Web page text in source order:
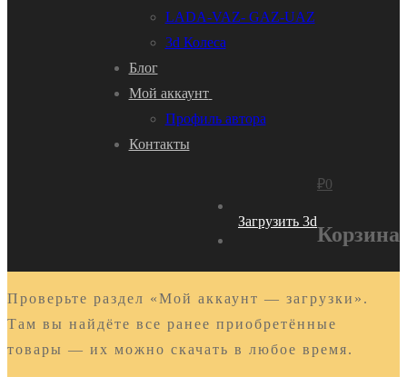
LADA-VAZ- GAZ-UAZ
3d Колеса
Блог
Мой аккаунт
Профиль автора
Контакты
Загрузить 3d
₽0
Корзина
Проверьте раздел «Мой аккаунт — загрузки».
Там вы найдёте все ранее приобретённые
товары — их можно скачать в любое время.